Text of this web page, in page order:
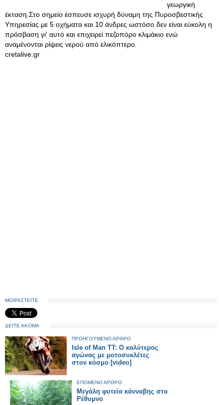
γεωργική
έκταση.Στο σημείο έσπευσε ισχυρή δύναμη της Πυροσβεστικής
Υπηρεσίας με 5 οχήματα και 10 άνδρες ωστόσο δεν είναι εύκολη η
πρόσβαση γι' αυτό και επιχειρεί πεζοπόρο κλιμάκιο ενώ
αναμένονται ρίψεις νερού από ελικόπτερο.
cretalive.gr
ΜΟΙΡΑΣΤΕΙΤΕ
ΔΕΙΤΕ ΑΚΟΜΑ
ΠΡΟΗΓΟΥΜΕΝΟ ΑΡΘΡΟ
Isle of Man TT: Ο καλύτερος
αγώνας με μοτοσυκλέτες
στον κόσμο [video]
ΕΠΟΜΕΝΟ ΑΡΘΡΟ
Μεγάλη φυτεία κάνναβης στο
Ρέθυμνο